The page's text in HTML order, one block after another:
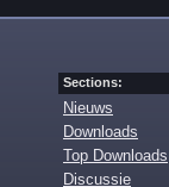
Sections:
Nieuws
Downloads
Top Downloads
Discussie